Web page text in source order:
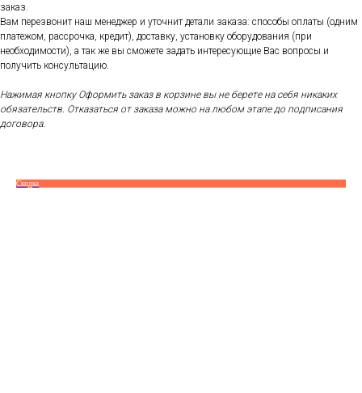
заказ.
Вам перезвонит наш менеджер и уточнит детали заказа: способы оплаты (одним
платежом, рассрочка, кредит), доставку, установку оборудования (при
необходимости), а так же вы сможете задать интересующие Вас вопросы и
получить консультацию.
Нажимая кнопку Оформить заказ в корзине вы не берете на себя никаких
обязательств. Отказаться от заказа можно на любом этапе до подписания
договора.
Скидка